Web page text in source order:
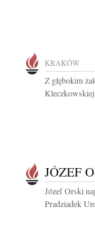
KRAKÓW
Z głębokim
JÓZEF
Józef Orski
Pradziadek